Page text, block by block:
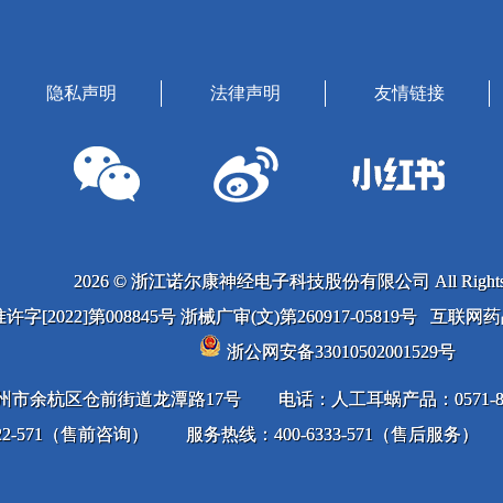
隐私声明 法律声明 友情链接
2026 © 浙江诺尔康神经电子科技股份有限公司 All Rights
许字[2022]第008845号 浙械广审(文)第260917-05819号 互联网
浙公网安备33010502001529号
市余杭区仓前街道龙潭路17号
电话：人工耳蜗产品：0571-
571（售前咨询）
服务热线：400-6333-571（售后服务）